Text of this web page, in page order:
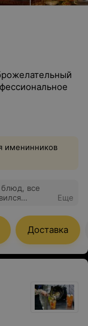
именинников
все
Еще
Доставка